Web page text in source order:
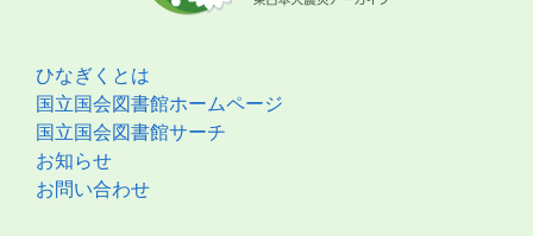
ひなぎくとは
国立国会図書館ホームページ
国立国会図書館サーチ
お知らせ
お問い合わせ